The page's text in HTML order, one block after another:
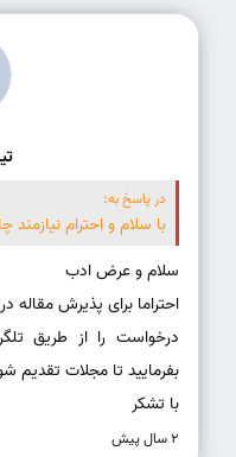
در پاسخ به:
درخواست را از طریق
با تشکر
2 سال پیش